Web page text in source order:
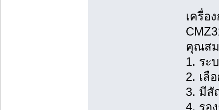
เครื่อ
คุณสม
1. ระ
2. เลื
3. มีสั
4. รอ